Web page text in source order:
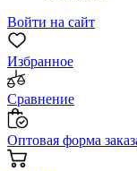
Войти на сайт
Избранное
Сравнение
Оптовая форма